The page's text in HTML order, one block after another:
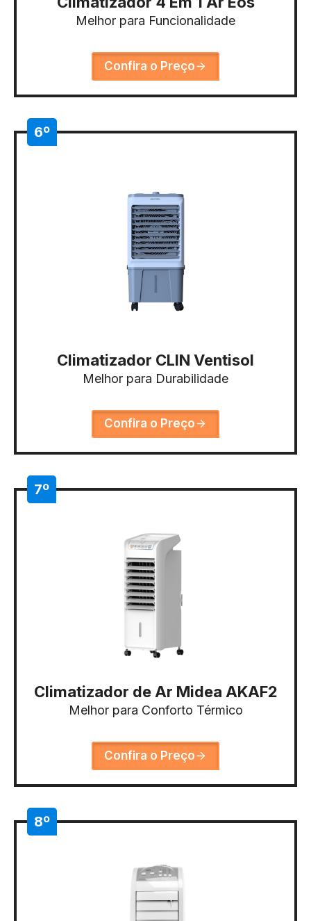
Melhor para Funcionalidade
Confira o Preço
6º
Climatizador CLIN Ventisol
Melhor para Durabilidade
Confira o Preço
7º
Climatizador de Ar Midea AKAF2
Melhor para Conforto Térmico
Confira o Preço
8º